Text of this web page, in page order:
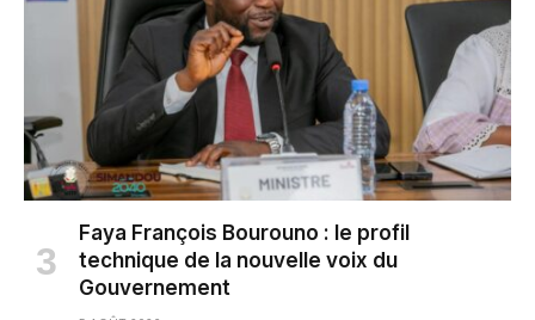
Faya François Bourouno : le profil
technique de la nouvelle voix du
Gouvernement